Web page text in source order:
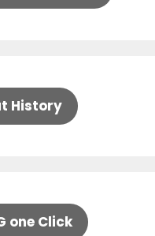
History
one Click